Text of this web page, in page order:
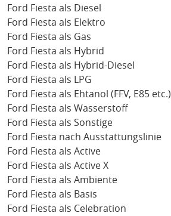
Ford Fiesta als Diesel
Ford Fiesta als Elektro
Ford Fiesta als Gas
Ford Fiesta als Hybrid
Ford Fiesta als Hybrid-Diesel
Ford Fiesta als LPG
Ford Fiesta als Ehtanol (FFV, E85 etc.)
Ford Fiesta als Wasserstoff
Ford Fiesta als Sonstige
Ford Fiesta nach Ausstattungslinie
Ford Fiesta als Active
Ford Fiesta als Active X
Ford Fiesta als Ambiente
Ford Fiesta als Basis
Ford Fiesta als Celebration